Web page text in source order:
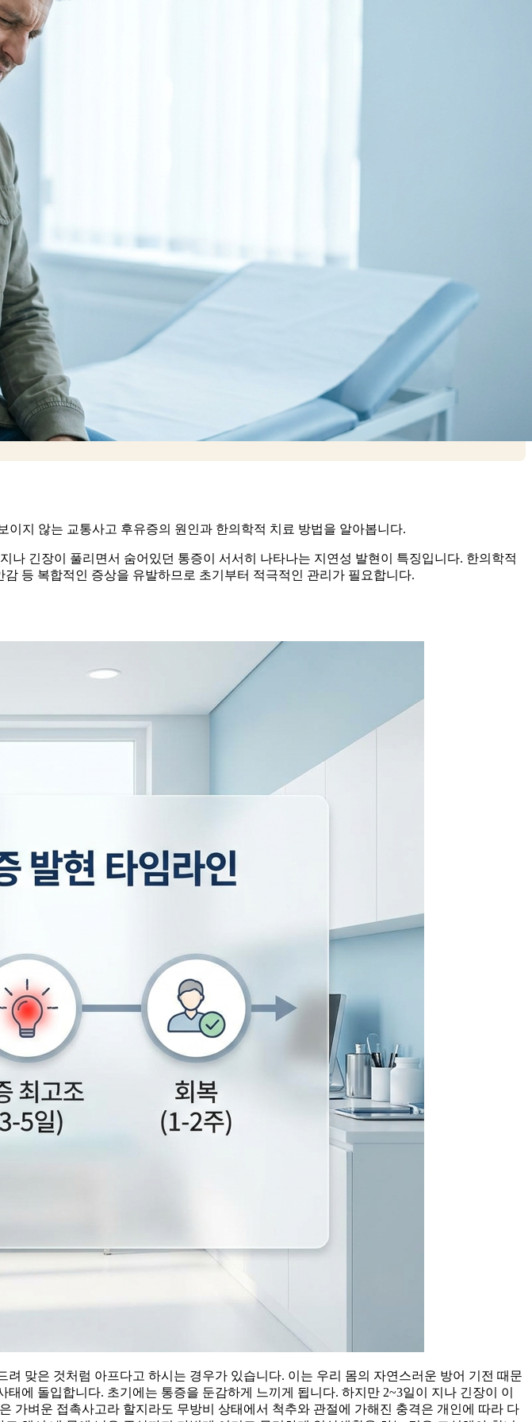
지 않는 교통사고 후유증의 원인과 한의학적 치료 방법을 알아봅니다.
긴장이 풀리면서 숨어있던 통증이 서서히 나타나는 지연성 발현이 특징입니다. 한의학적
등 복합적인 증상을 유발하므로 초기부터 적극적인 관리가 필요합니다.
맞은 것처럼 아프다고 하시는 경우가 있습니다. 이는 우리 몸의 자연스러운 방어 기전 때문
에 돌입합니다. 초기에는 통증을 둔감하게 느끼게 됩니다. 하지만 2~3일이 지나 긴장이 이
가벼운 접촉사고라 할지라도 무방비 상태에서 척추와 관절에 가해진 충격은 개인에 따라 다